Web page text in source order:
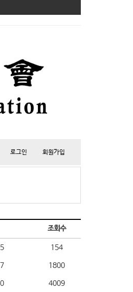
로그인 회원가입
조회수
154
1800
4009